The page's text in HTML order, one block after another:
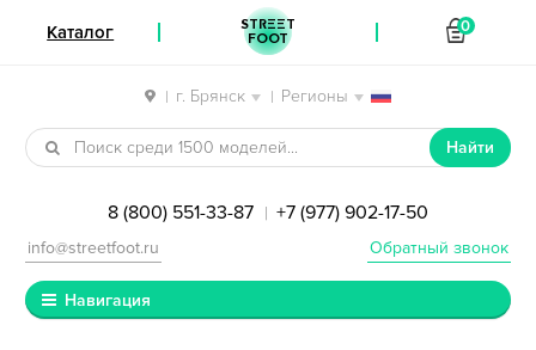
| г. Брянск | Регионы
Перейти к навигации
Перейти к содержимому
Найти
8 (800) 551-33-87 | +7 (977) 902-17-50
Обратный звонок
info@streetfoot.ru
Навигация
Каталог STREET
FOOT
0